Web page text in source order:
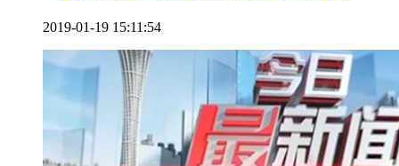
2019-01-19 15:11:54